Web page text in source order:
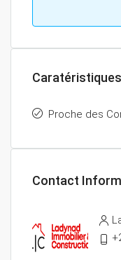
Caratéristiques
Proche des
Contact